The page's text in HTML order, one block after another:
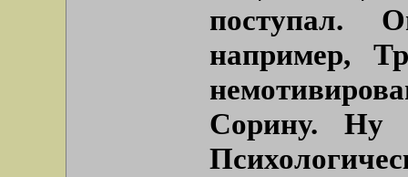
поступал.
например,
Сорину. Ну